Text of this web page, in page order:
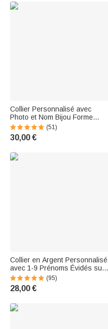
Collier Personnalisé avec
Photo et Nom Bijou Forme
Coffret Cadeau Commémoratif
pour Femme
(51)
30,00 €
Collier en Argent Personnalisé
avec 1-9 Prénoms Évidés sur
Arbre de Famille Cadeau Fête
des Mère Anniversaire
Thanksgiving pour Maman
(95)
28,00 €